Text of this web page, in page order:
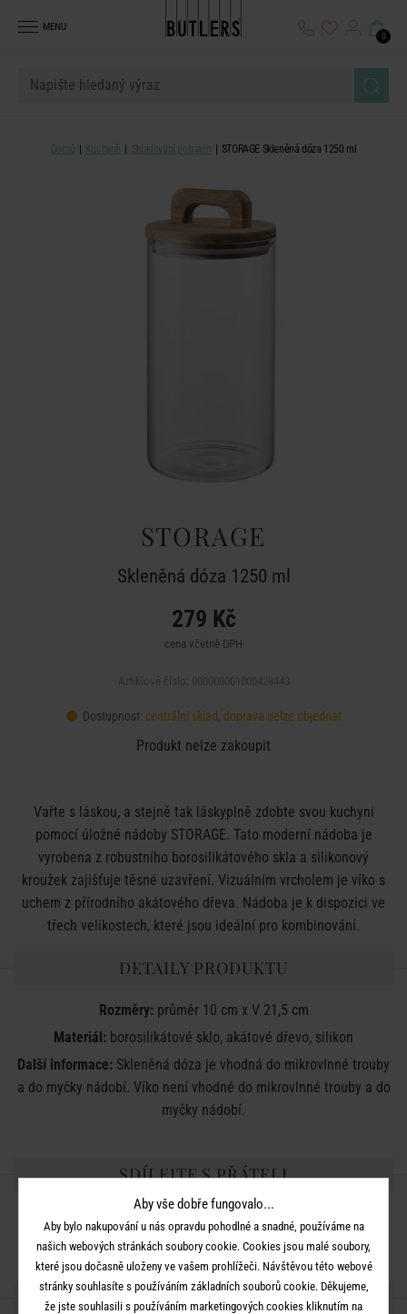
MENU
0
Domů Kuchyně Skladování potravin STORAGE Skleněná dóza 1250 ml
STORAGE
Skleněná dóza 1250 ml
279 Kč
cena včetně DPH
Dostupnost: centrální sklad, doprava nelze objednat
Produkt nelze zakoupit
Vařte s láskou, a stejně tak láskyplně zdobte svou kuchyni
pomocí úložné nádoby STORAGE. Tato moderní nádoba je
vyrobena z robustního borosilikátového skla a silikonový
kroužek zajišťuje těsné uzavření. Vizuálním vrcholem je víko s
uchem z přírodního akátového dřeva. Nádoba je k dispozici ve
třech velikostech, které jsou ideální pro kombinování.
DETAILY PRODUKTU
Rozměry:průměr 10 cm x V 21,5 cm
Materiál: borosilikátové sklo, akátové dřevo, silikon
Další informace: Skleněná dóza je vhodná do mikrovlnné trouby
a do myčky nádobí. Víko není vhodné do mikrovlnné trouby a do
myčky nádobí.
SDÍLEJTE S PŘÁTELI
DALŠÍ PRODUKTY ZE SÉRIE
Aby vše dobře fungovalo...
Aby bylo nakupování u nás opravdu pohodlné a snadné, používáme na
našich webových stránkách soubory cookie. Cookies jsou malé soubory,
které jsou dočasně uloženy ve vašem prohlížeči. Návštěvou této webové
stránky souhlasíte s používáním základních souborů cookie. Děkujeme,
že jste souhlasili s používáním marketingových cookies kliknutím na